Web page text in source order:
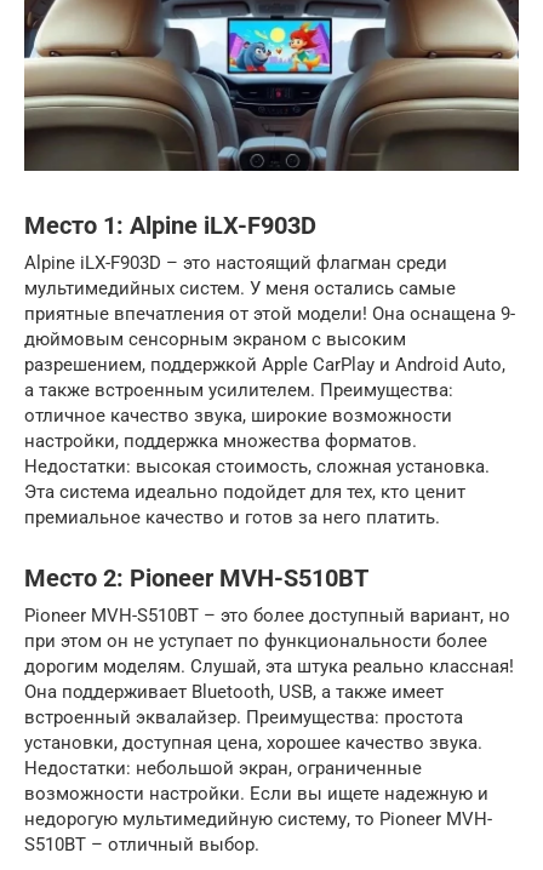
Место 1: Alpine iLX-F903D
Alpine iLX-F903D – это настоящий флагман среди
мультимедийных систем. У меня остались самые
приятные впечатления от этой модели! Она оснащена 9-
дюймовым сенсорным экраном с высоким
разрешением, поддержкой Apple CarPlay и Android Auto,
а также встроенным усилителем. Преимущества:
отличное качество звука, широкие возможности
настройки, поддержка множества форматов.
Недостатки: высокая стоимость, сложная установка.
Эта система идеально подойдет для тех, кто ценит
премиальное качество и готов за него платить.
Место 2: Pioneer MVH-S510BT
Pioneer MVH-S510BT – это более доступный вариант, но
при этом он не уступает по функциональности более
дорогим моделям. Слушай, эта штука реально классная!
Она поддерживает Bluetooth, USB, а также имеет
встроенный эквалайзер. Преимущества: простота
установки, доступная цена, хорошее качество звука.
Недостатки: небольшой экран, ограниченные
возможности настройки. Если вы ищете надежную и
недорогую мультимедийную систему, то Pioneer MVH-
S510BT – отличный выбор.